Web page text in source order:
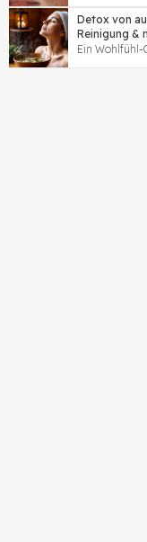
Detox von
Reinigung &
Ein Wohlfühl-